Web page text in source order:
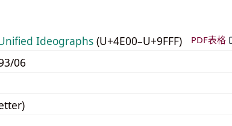
Unified Ideographs (U+4E00–U+9FFF) PDF表格
06